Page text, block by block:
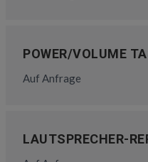
POWER/VOLUME
Auf Anfrage
LAUTSPRECHER-